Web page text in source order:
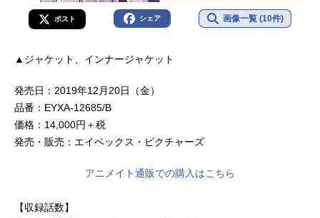
ポスト シェア 画像一覧 (10件)
▲ジャケット、インナージャケット
発売日：2019年12月20日（金）
品番：EYXA-12685/B
価格：14,000円＋税
発売・販売：エイベックス・ピクチャーズ
アニメイト通販での購入はこちら
【収録話数】